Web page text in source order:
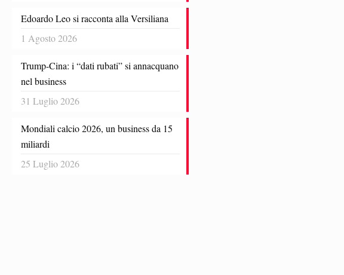
Edoardo Leo si racconta alla Versiliana
1 Agosto 2026
Trump-Cina: i “dati rubati” si annacquano
nel business
31 Luglio 2026
Mondiali calcio 2026, un business da 15
miliardi
25 Luglio 2026